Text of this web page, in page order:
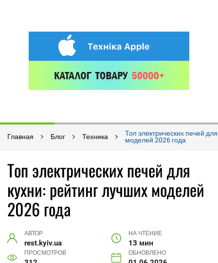
Главная Блог Техника
Топ электрических печей
моделей 2026 года
Топ электрических печей для
кухни: рейтинг лучших моделей
2026 года
АВТОР
rest.kyiv.ua
НА ЧТЕНИЕ
13 мин
ПРОСМОТРОВ ОБНОВЛЕНО